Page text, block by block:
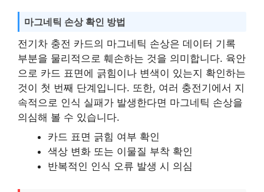
마그네틱 손상 확인 방법
전기차 충전 카드의 마그네틱 손상은 데이터 기록
부분을 물리적으로 훼손하는 것을 의미합니다. 육안
으로 카드 표면에 긁힘이나 변색이 있는지 확인하는
것이 첫 번째 단계입니다. 또한, 여러 충전기에서 지
속적으로 인식 실패가 발생한다면 마그네틱 손상을
의심해 볼 수 있습니다.
카드 표면 긁힘 여부 확인
색상 변화 또는 이물질 부착 확인
반복적인 인식 오류 발생 시 의심